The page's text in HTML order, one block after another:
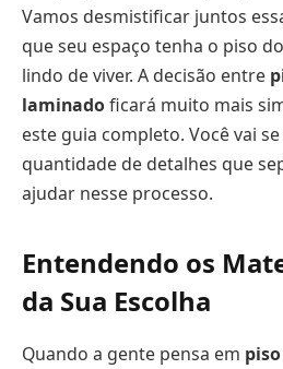
Vamos desmistificar juntos
que seu espaço tenha o piso
lindo de viver. A decisão entre
laminadoficará muito mais
este guia completo. Você vai
quantidade de detalhes que
ajudar nesse processo.
Entendendo os
da Sua Escolha
Quando a gente pensa em